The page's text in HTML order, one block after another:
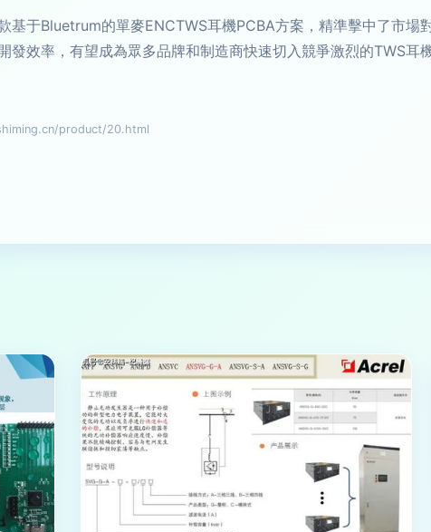
基于Bluetrum的單麥ENCTWS耳機PCBA方案，精準擊中了市場
發效率，有望成為眾多品牌和制造商快速切入競爭激烈的TWS耳
product/20.html